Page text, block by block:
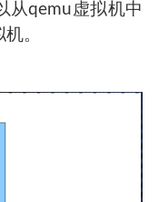
从qemu虚拟机中
。